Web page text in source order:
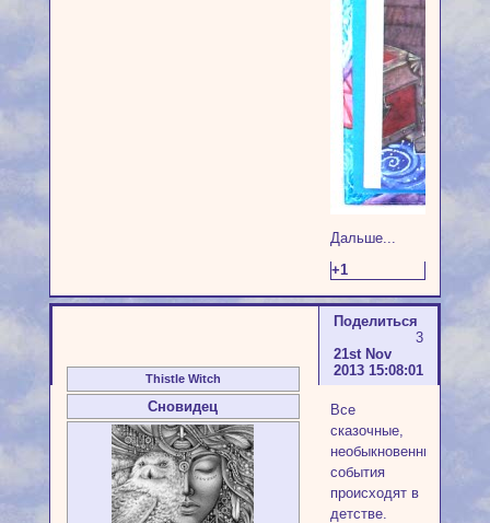
Дальше...
+1
Поделиться
3
21st Nov
2013 15:08:01
Thistle Witch
Сновидец
Все
сказочные,
необыкновенные
события
происходят в
детстве.